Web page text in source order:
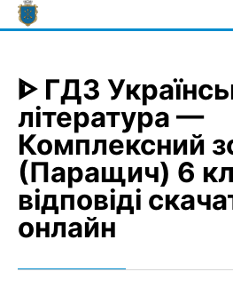
Skip
to
ᐈ ГДЗ
література —
Комплексний
(Паращич) 6
відповіді
онлайн